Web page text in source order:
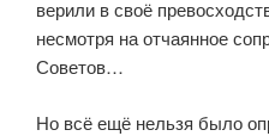
верили в своё
несмотря на отчаянное
Советов…
Но всё ещё нельзя было